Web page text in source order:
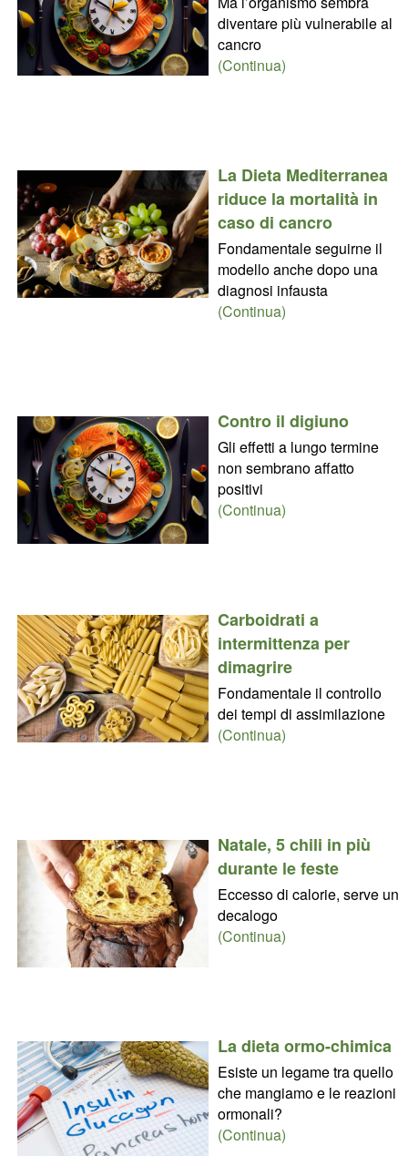
diventare più vulnerabile al
cancro
(Continua)
La Dieta Mediterranea
riduce la mortalità in
caso di cancro
Fondamentale seguirne il
modello anche dopo una
diagnosi infausta
(Continua)
Contro il digiuno
Gli effetti a lungo termine
non sembrano affatto
positivi
(Continua)
Carboidrati a
intermittenza per
dimagrire
Fondamentale il controllo
dei tempi di assimilazione
(Continua)
Natale, 5 chili in più
durante le feste
Eccesso di calorie, serve un
decalogo
(Continua)
La dieta ormo-chimica
Esiste un legame tra quello
che mangiamo e le reazioni
ormonali?
(Continua)